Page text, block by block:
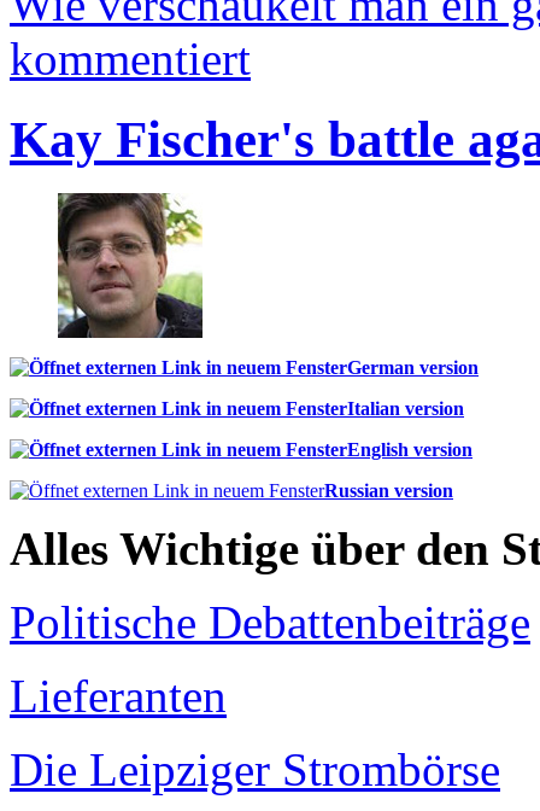
kommentiert
Kay Fischer's battle
German version
Italian version
English version
Russian version
Alles Wichtige über den
Politische Debattenbeiträge
Lieferanten
Die Leipziger Strombörse